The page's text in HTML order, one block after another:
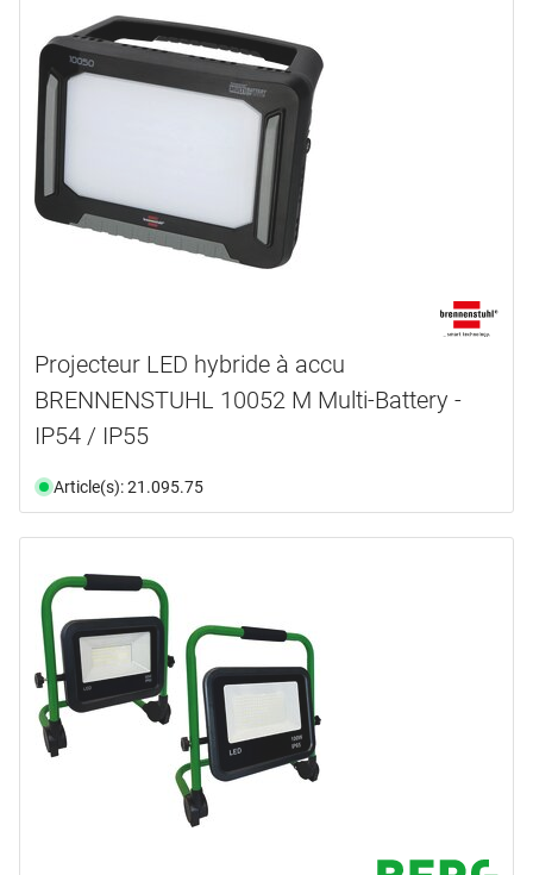
Projecteur LED hybride à accu
BRENNENSTUHL 10052 M Multi-Battery -
IP54 / IP55
Article(s): 21.095.75